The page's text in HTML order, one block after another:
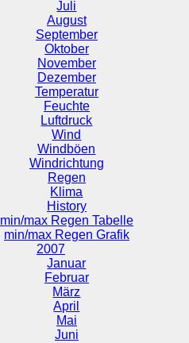
Juli
August
September
Oktober
November
Dezember
Temperatur
Feuchte
Luftdruck
Wind
Windböen
Windrichtung
Regen
Klima
History
min/max Regen Tabelle
min/max Regen Grafik
2007
Januar
Februar
März
April
Mai
Juni